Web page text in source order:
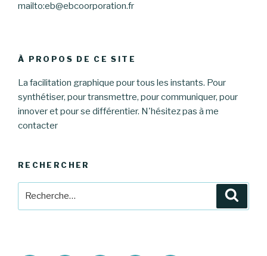
mailto:eb@ebcoorporation.fr
À PROPOS DE CE SITE
La facilitation graphique pour tous les instants. Pour
synthétiser, pour transmettre, pour communiquer, pour
innover et pour se différentier. N'hésitez pas à me
contacter
RECHERCHER